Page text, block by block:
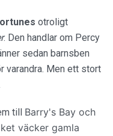
otroligt
. Den handlar om Percy
sedan barnsben
varandra. Men ett stort
till Barry's Bay och
väcker gamla